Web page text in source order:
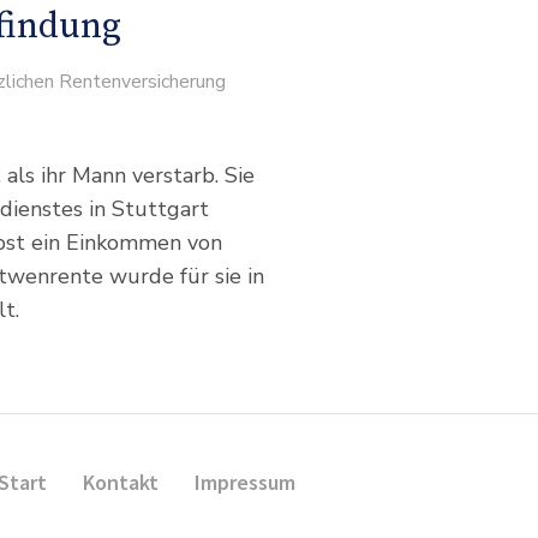
Rentenversicherung
ihr Mann verstarb. Sie
in Stuttgart
ein Einkommen von
wurde für sie in
Kontakt Impressum